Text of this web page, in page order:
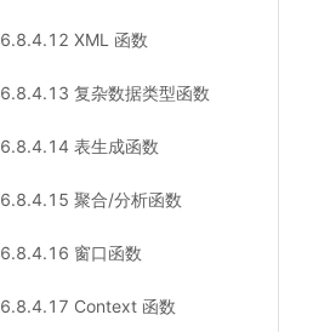
6.8.4.12 XML 函数
6.8.4.13 复杂数据类型函数
6.8.4.14 表生成函数
6.8.4.15 聚合/分析函数
6.8.4.16 窗口函数
6.8.4.17 Context 函数